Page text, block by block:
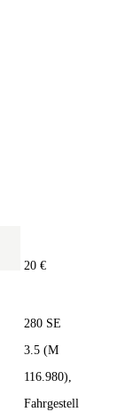
20 €
280 SE
3.5 (M
116.980),
Fahrgestell